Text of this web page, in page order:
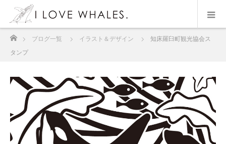
ブログ一覧 イラスト＆デザイン
知床羅臼町観光協会ス
タンプ